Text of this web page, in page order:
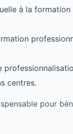
à la
centres.
pour